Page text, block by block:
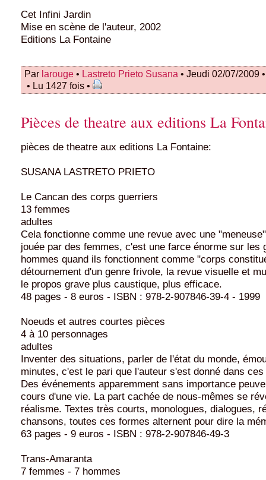
Cet Infini Jardin
Mise en scène de l'auteur, 2002
Editions La Fontaine
Par larouge • Lastreto Prieto Susana • Jeudi 02/07/2009
• Lu 1427 fois •
Pièces de theatre aux editions La
pièces de theatre aux editions La Fontaine:
SUSANA LASTRETO PRIETO
Le Cancan des corps guerriers
13 femmes
adultes
Cela fonctionne comme une revue avec une
jouée par des femmes, c'est une farce énorme sur les
hommes quand ils fonctionnent comme "corps
détournement d'un genre frivole, la revue visuelle et
le propos grave plus caustique, plus efficace.
48 pages - 8 euros - ISBN : 978-2-907846-39-4 - 1999
Noeuds et autres courtes pièces
4 à 10 personnages
adultes
Inventer des situations, parler de l'état du monde,
minutes, c'est le pari que l'auteur s'est donné dans
Des événements apparemment sans importance
cours d'une vie. La part cachée de nous-mêmes se
réalisme. Textes très courts, monologues, dialogues,
chansons, toutes ces formes alternent pour dire la
63 pages - 9 euros - ISBN : 978-2-907846-49-3
Trans-Amaranta
7 femmes - 7 hommes